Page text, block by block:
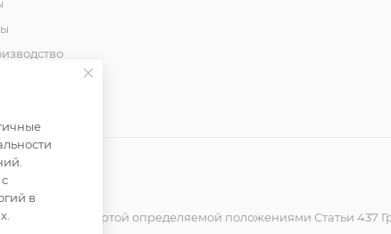
публичной офертой определяемой положениями Статьи 437
в